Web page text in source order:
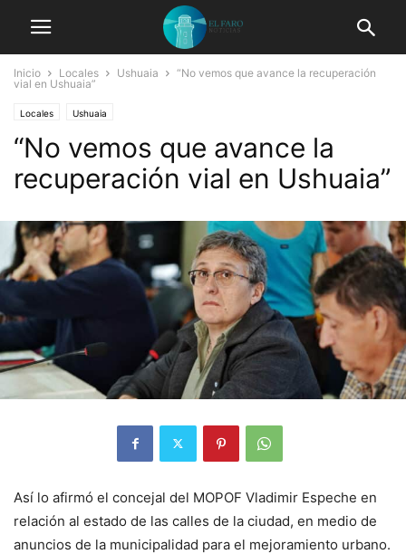
Inicio Locales Ushuaia
“No vemos que avance la recuperación
vial en Ushuaia”
Locales Ushuaia
“No vemos que avance la
recuperación vial en Ushuaia”
Así lo afirmó el concejal del MOPOF Vladimir Espeche en
relación al estado de las calles de la ciudad, en medio de
anuncios de la municipalidad para el mejoramiento urbano.